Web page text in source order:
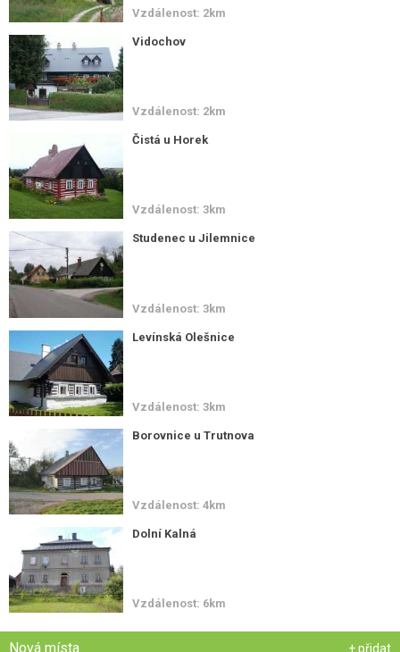
Vzdálenost: 2km
Vidochov
Vzdálenost: 2km
Čistá u Horek
Vzdálenost: 3km
Studenec u Jilemnice
Vzdálenost: 3km
Levínská Olešnice
Vzdálenost: 3km
Borovnice u Trutnova
Vzdálenost: 4km
Dolní Kalná
Vzdálenost: 6km
Nová místa + přidat